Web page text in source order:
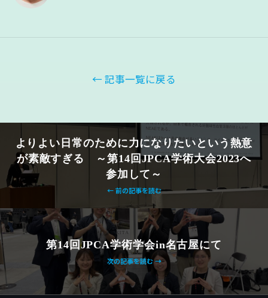
← 記事一覧に戻る
よりよい日常のために力になりたいという熱意
が素敵すぎる ～第14回JPCA学術大会2023へ
参加して～
← 前の記事を読む
第14回JPCA学術学会in名古屋にて
次の記事を読む →